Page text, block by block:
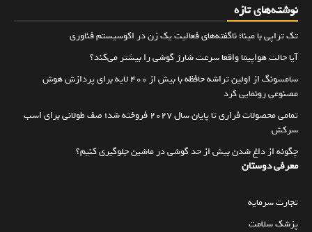
نوشته‌های تازه
تک تراپی با مینا؛ ناگفته‌های فعالیت یک زن در اکوسیستم فناوری
آیا حالت هواپیما واقعا سرعت شارژ گوشی را بیشتر می‌کند؟
سامسونگ از اولین تراشه حافظه با بیش از ۴۰۰ لایه برای پردازش هوش
مصنوعی رونمایی کرد
تمامی محصولات فراری تا پایان سال ۲۰۲۷ فروخته شد؛ صف طولانی برای اسب
سرکش
چگونه از داغ شدن بیش از حد گوشی در ماشین جلوگیری کنیم؟
معرفی دوستان
تجارت سرمایه
پزشک سلامت